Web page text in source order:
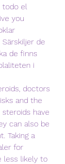
todo el
you
Särskiljer de
de finns
i
doctors
and the
steroids have
can also be
Taking a
for
less likely to